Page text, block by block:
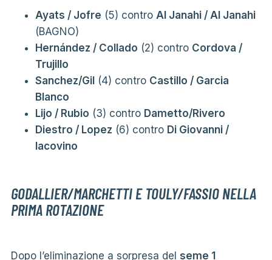
Ayats / Jofre (5) contro Al Janahi / Al Janahi
(BAGNO)
Hernández / Collado (2) contro Cordova /
Trujillo
Sanchez/Gil(4) contro Castillo / Garcia
Blanco
Lijo / Rubio (3) contro Dametto/Rivero
Diestro / Lopez (6) contro Di Giovanni /
Iacovino
GODALLIER/MARCHETTI E TOULY/FASSIO NELLA
PRIMA ROTAZIONE
Dopo l’eliminazione a sorpresa del seme 1